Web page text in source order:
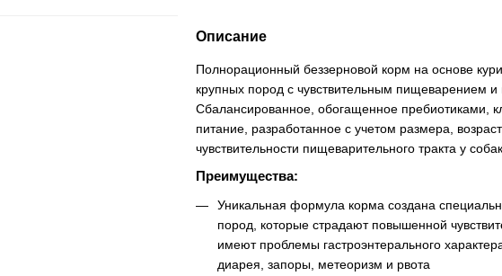
Описание
Полнорационный беззерновой корм на основе
крупных пород с чувствительным пищеварением
Сбалансированное, обогащенное пребиотиками,
питание, разработанное с учетом размера,
чувствительности пищеварительного тракта у собак.
Преимущества:
Уникальная формула корма создана
пород, которые страдают повышенной
имеют проблемы гастроэнтерального
диарея, запоры, метеоризм и рвота